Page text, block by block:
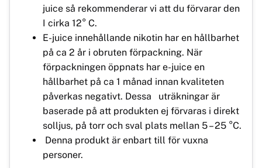
juice så rekommenderar vi att du förvarar den
I cirka 12° C.
E-juice innehållande nikotin har en hållbarhet
på ca 2 år i obruten förpackning. När
förpackningen öppnats har e-juice en
hållbarhet på ca 1 månad innan kvaliteten
påverkas negativt. Dessa uträkningar är
baserade på att produkten ej förvaras i direkt
solljus, på torr och sval plats mellan 5 – 25 °C.
Denna produkt är enbart till för vuxna
personer.